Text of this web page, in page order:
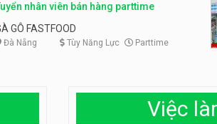
nhân viên bán hàng parttime
GÔ FASTFOOD
Đà Nẵng Tùy Năng Lực Parttime
Việc